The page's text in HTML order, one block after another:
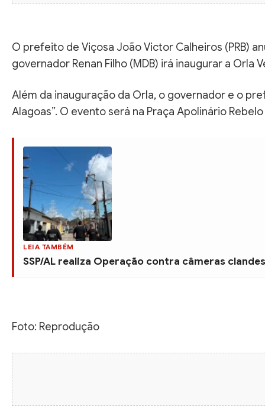
O prefeito de Viçosa João Victor Calheiros (PRB)
governador Renan Filho (MDB) irá inaugurar a Orla
Além da inauguração da Orla, o governador e o
Alagoas”. O evento será na Praça Apolinário
LEIA TAMBÉM
SSP/AL realiza Operação contra câmeras
Foto: Reprodução